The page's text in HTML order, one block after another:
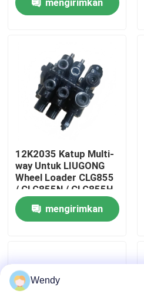
Tentang kami
Tur Pabrik
Hubungi kami
Berita
Blog
cadang
12K2035 Katup Multi-
way Untuk LIUGONG
Wheel Loader CLG855
/ CLG855N / CLG855H
CLG856 / CLG856H
CLG50CN / CLG50C
mengirimkan
Wendy